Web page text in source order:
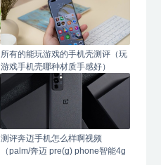
所有的能玩游戏的手机壳测评（玩
游戏手机壳哪种材质手感好）
测评奔迈手机怎么样啊视频
（palm/奔迈 pre(g) phone智能4g